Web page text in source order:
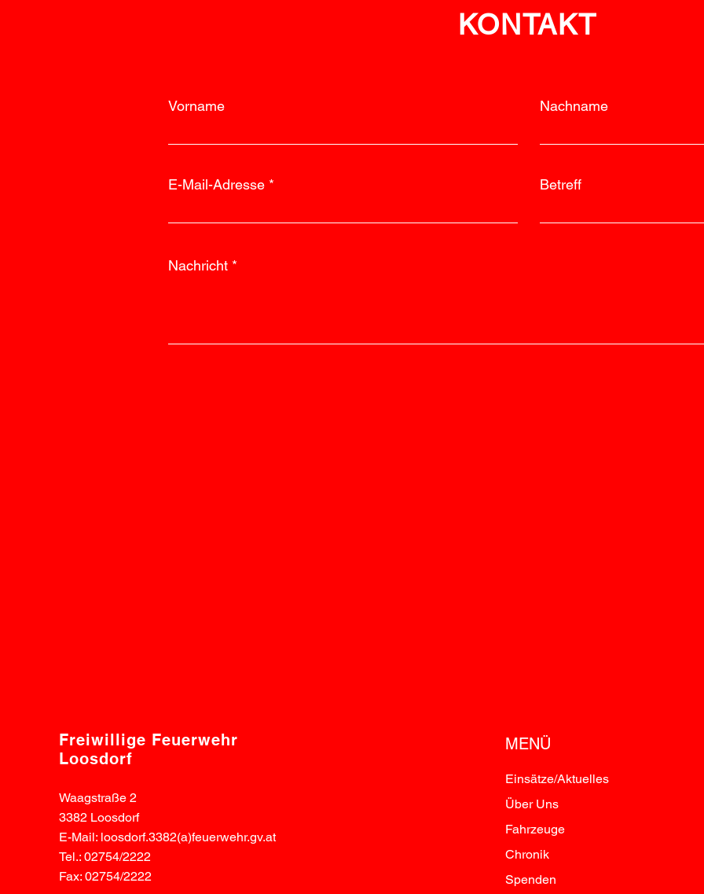
KONTAKT
Vorname Nachname
E-Mail-Adresse Betreff
Nachricht
Freiwillige Feuerwehr
Loosdorf
Waagstraße 2
3382 Loosdorf
E-Mail: loosdorf.3382(a)feuerwehr.gv.at
Tel.: 02754/2222
Fax: 02754/2222
MENÜ
Einsätze/Aktuelles
Über Uns
Fahrzeuge
Chronik
Spenden